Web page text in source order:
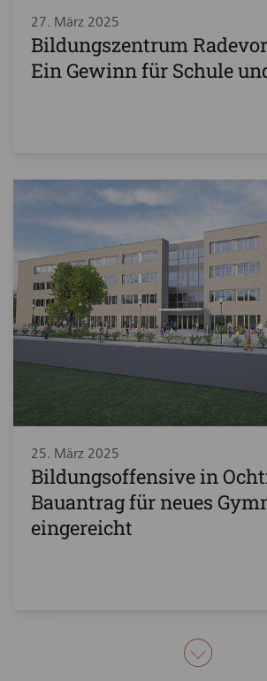
27. März 2025
Bildungszentrum
Ein Gewinn für Schule
25. März 2025
Bildungsoffensive in
Bauantrag für neues
eingereicht